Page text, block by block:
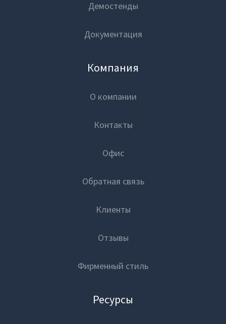
Демостенды
Документация
Компания
О компании
Контакты
Офис
Обратная связь
Клиенты
Отзывы
Фирменный стиль
Ресурсы